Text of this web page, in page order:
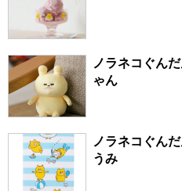
ノラネコぐん
ゃん
ノラネコぐん
うみ